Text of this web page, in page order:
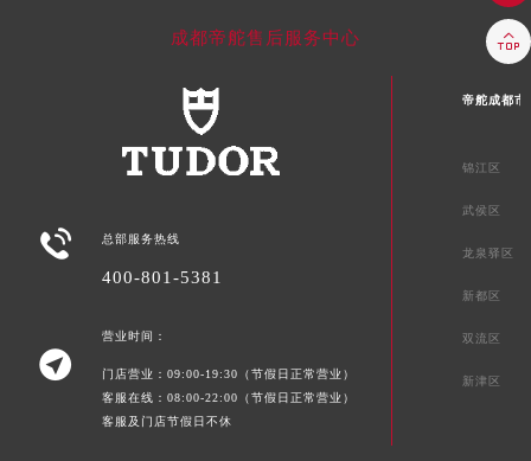
成都帝舵售后服务中心
 总部服务热线
400-801-5381

营业时间：
门店营业：09:00-19:30（节假日正常营业）
客服在线：08:00-22:00（节假日正常营业）
客服及门店节假日不休
帝舵成都市
锦江区
武侯区
龙泉驿区
新都区
双流区
新津区
